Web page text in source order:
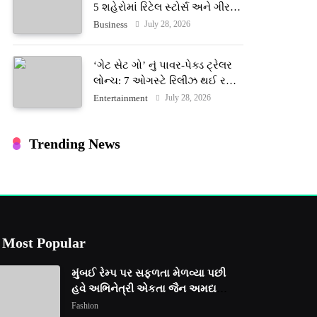
5 શહેરોમાં રિટેલ સ્ટોર્સ અને ગીર
ગાયના વૈદિક વલોણા ઘી-દૂધની શુદ્ધ
Business July 28, 2026
‘ગેટ સેટ ગો’ નું પાવર-પેક્ડ ટ્રેલર
લોન્ચ: 7 ઓગસ્ટે રિલીઝ થઈ રહેલ
આ ફિલ્મમાં હાઇ-ટેક VFX જોવા
Entertainment July 28, 2026
Trending News
Most Popular
મુંબઈ રેમ્પ પર સફળતા મેળવ્યા પછી
હવે અભિનેત્રી એકતા જૈન અમદાવાદ
ફેશન વીકમાં પોતાની પ્રતિભા
Fashion